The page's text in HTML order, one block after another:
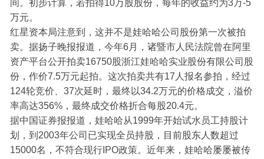
间。初步计算，若拍得10万股股份，每年的收益约为3万-5
万元。
红星资本局注意到，这并不是娃哈哈公司股份第一次被拍
卖。据扬子晚报报道，今年6月，诸暨市人民法院曾在阿里
资产平台公开拍卖16750股浙江娃哈哈实业股份有限公司股
份，作价7.5万元起拍。这次拍卖共有17人报名参拍，经过
124轮竞价、37次延时，最终以34.2万元的价格成交，溢价
率高达356%，最终成交价格折合每股20.4元。
据中国证券报报道，娃哈哈从1999年开始试水员工持股计
划，到2003年公司已实现全员持股，目前股东人数超过
15000名，不符合现行IPO政策。近年来，娃哈哈屡屡被传